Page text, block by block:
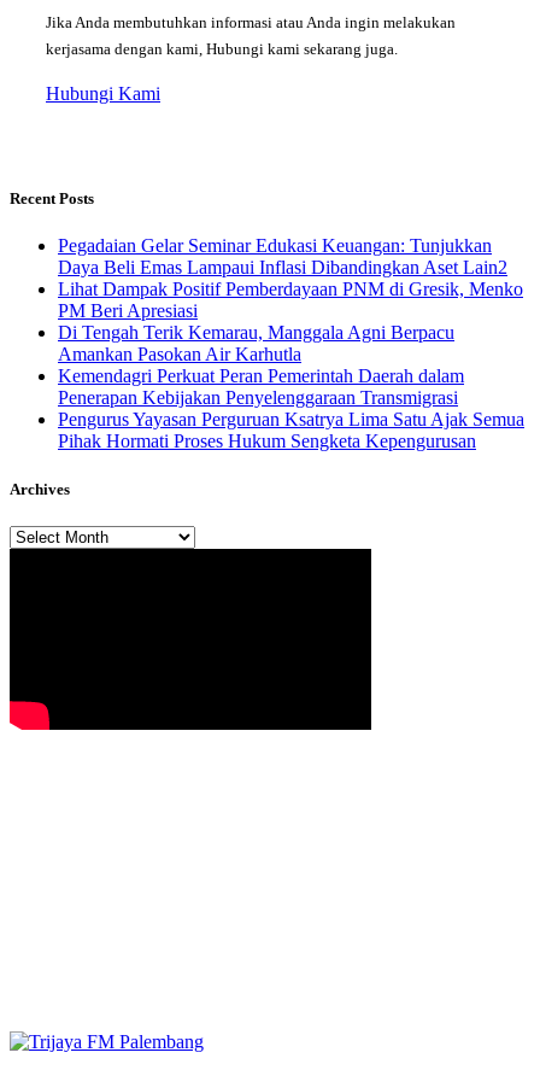
Jika Anda membutuhkan informasi atau Anda ingin melakukan
kerjasama dengan kami, Hubungi kami sekarang juga.
Hubungi Kami
Recent Posts
Pegadaian Gelar Seminar Edukasi Keuangan: Tunjukkan
Daya Beli Emas Lampaui Inflasi Dibandingkan Aset Lain2
Lihat Dampak Positif Pemberdayaan PNM di Gresik, Menko
PM Beri Apresiasi
​Di Tengah Terik Kemarau, Manggala Agni Berpacu
Amankan Pasokan Air Karhutla
Kemendagri Perkuat Peran Pemerintah Daerah dalam
Penerapan Kebijakan Penyelenggaraan Transmigrasi
Pengurus Yayasan Perguruan Ksatrya Lima Satu Ajak Semua
Pihak Hormati Proses Hukum Sengketa Kepengurusan
Archives
Archives